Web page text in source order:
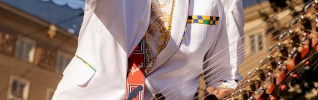
Bezoekersinfo
AB ❤ you